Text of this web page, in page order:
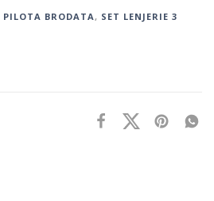
PILOTA BRODATA, SET LENJERIE 3